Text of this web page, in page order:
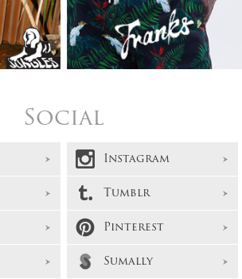
Social
Instagram
Tumblr
Pinterest
Sumally